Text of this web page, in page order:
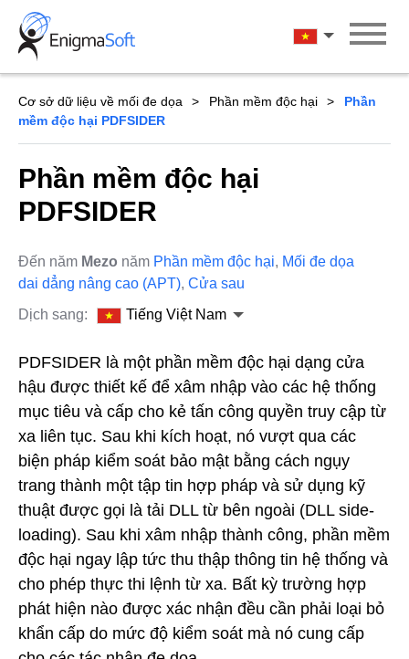
Skip
content
Tiếng Việt
Cơ sở dữ liệu về mối đe dọa Phần mềm độc hại
Phần
mềm độc hại PDFSIDER
Phần mềm độc hại
PDFSIDER
Đến năm Mezo năm Phần mềm độc hại, Mối đe dọa
dai dẳng nâng cao (APT), Cửa sau
Dịch sang:
Tiếng Việt Nam
PDFSIDER là một phần mềm độc hại dạng cửa
hậu được thiết kế để xâm nhập vào các hệ thống
mục tiêu và cấp cho kẻ tấn công quyền truy cập từ
xa liên tục. Sau khi kích hoạt, nó vượt qua các
biện pháp kiểm soát bảo mật bằng cách ngụy
trang thành một tập tin hợp pháp và sử dụng kỹ
thuật được gọi là tải DLL từ bên ngoài (DLL side-
loading). Sau khi xâm nhập thành công, phần mềm
độc hại ngay lập tức thu thập thông tin hệ thống và
cho phép thực thi lệnh từ xa. Bất kỳ trường hợp
phát hiện nào được xác nhận đều cần phải loại bỏ
khẩn cấp do mức độ kiểm soát mà nó cung cấp